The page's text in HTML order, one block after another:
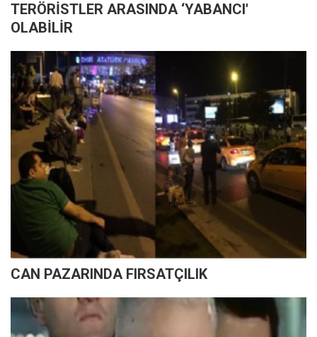
TERÖRİSTLER ARASINDA ‘YABANCI'
OLABİLİR
CAN PAZARINDA FIRSATÇILIK